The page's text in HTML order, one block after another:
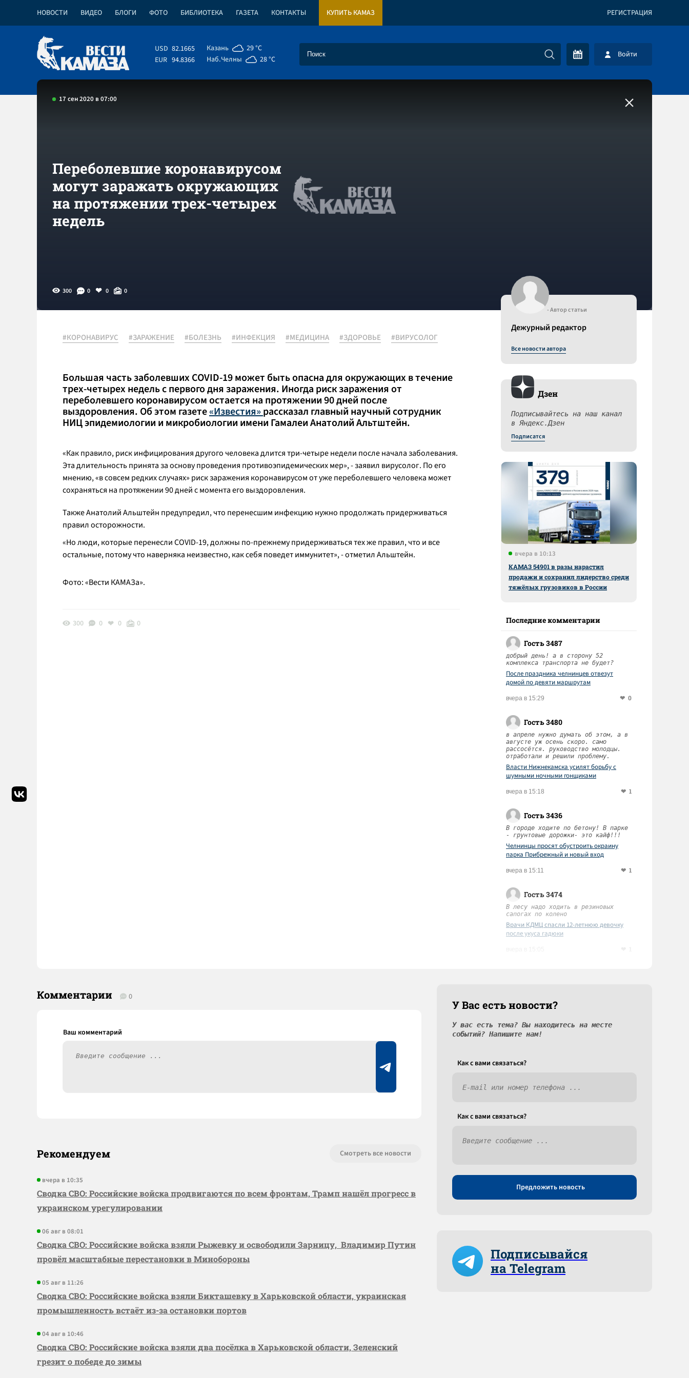
НОВОСТИ ВИДЕО БЛОГИ ФОТО БИБЛИОТЕКА ГАЗЕТА КОНТАКТЫ КУПИТЬ КАМАЗ РЕГИСТРАЦИЯ
USD 82.1665
EUR 94.8366
Казань
29 °C
Наб.Челны
28 °C Войти
17 сен 2020 в 07:00
Переболевшие коронавирусом
могут заражать окружающих
на протяжении трех-четырех
недель
300 0 0 0
#КОРОНАВИРУС #ЗАРАЖЕНИЕ #БОЛЕЗНЬ #ИНФЕКЦИЯ #МЕДИЦИНА #ЗДОРОВЬЕ #ВИРУСОЛОГ
Большая часть заболевших COVID-19 может быть опасна для окружающих в течение
трех-четырех недель с первого дня заражения. Иногда риск заражения от
переболевшего коронавирусом остается на протяжении 90 дней после
выздоровления. Об этом газете«Известия»рассказал главный научный сотрудник
НИЦ эпидемиологии и микробиологии имени Гамалеи Анатолий Альтштейн.
«Как правило, риск инфицирования другого человека длится три-четыре недели после начала заболевания.
Эта длительность принята за основу проведения противоэпидемических мер», - заявил вирусолог. По его
мнению, «в совсем редких случаях» риск заражения коронавирусом от уже переболевшего человека может
сохраняться на протяжении 90 дней с момента его выздоровления.
Также Анатолий Альштейн предупредил, что перенесшим инфекцию нужно продолжать придерживаться
правил осторожности.
«Но люди, которые перенесли COVID-19, должны по-прежнему придерживаться тех же правил, что и все
остальные, потому что наверняка неизвестно, как себя поведет иммунитет», - отметил Альштейн.
Фото: «Вести КАМАЗа».
300 0 0 0
- Автор статьи
Дежурный редактор
Все новости автора
Дзен
Подписывайтесь на наш канал
в Яндекс.Дзен
Подписатся
вчера в 10:13
КАМАЗ 54901 в разы нарастил
продажи и сохранил лидерство среди
тяжёлых грузовиков в России
Последние комментарии
Гость 3487
добрый день! а в сторону 52
комплекса транспорта не будет?
После праздника челнинцев отвезут
домой по девяти маршрутам
вчера в 15:29 0
Гость 3480
в апреле нужно думать об этом, а в
августе уж осень скоро. само
рассосётся. руководство молодцы.
отработали и решили проблему.
Власти Нижнекамска усилят борьбу с
шумными ночными гонщиками
вчера в 15:18 1
Гость 3436
В городе ходите по бетону! В парке
- грунтовые дорожки- это кайф!!!
Челнинцы просят обустроить окраину
парка Прибрежный и новый вход
вчера в 15:11 1
Гость 3474
В лесу надо ходить в резиновых
сапогах по колено
Врачи КДМЦ спасли 12-летнюю девочку
после укуса гадюки
Комментарии 0
Рекомендуем Смотреть все новости
вчера в 10:35
Сводка СВО: Российские войска продвигаются по всем фронтам, Трамп нашёл прогресс в
украинском урегулировании
06 авг в 08:01
Сводка СВО: Российские войска взяли Рыжевку и освободили Зарницу, Владимир Путин
провёл масштабные перестановки в Минобороны
05 авг в 11:26
Сводка СВО: Российские войска взяли Бикташевку в Харьковской области, украинская
промышленность встаёт из-за остановки портов
04 авг в 10:46
Сводка СВО: Российские войска взяли два посёлка в Харьковской области, Зеленский
грезит о победе до зимы
У Вас есть новости?
У вас есть тема? Вы находитесь на месте
событий? Напишите нам!
Как c вами связаться?
Как c вами связаться?
Предложить новость
Подписывайся
на Telegram